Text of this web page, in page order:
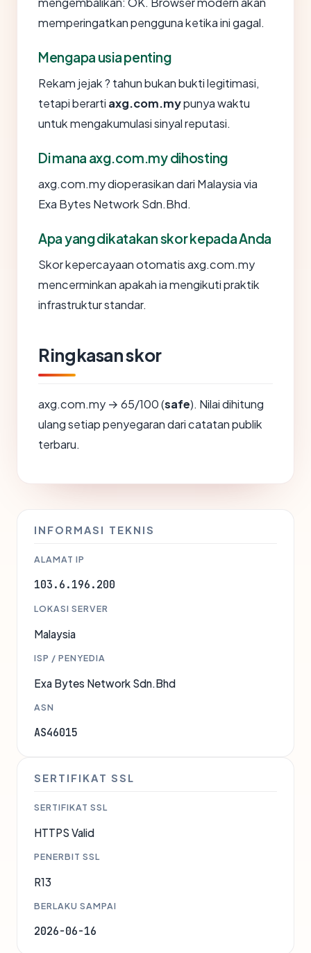
memperingatkan pengguna ketika ini gagal.
Mengapa usia penting
Rekam jejak ? tahun bukan bukti legitimasi,
tetapi berarti axg.com.mypunya waktu
untuk mengakumulasi sinyal reputasi.
Di mana axg.com.my dihosting
axg.com.my dioperasikan dari Malaysia via
Exa Bytes Network Sdn.Bhd.
Apa yang dikatakan skor kepada Anda
Skor kepercayaan otomatis axg.com.my
mencerminkan apakah ia mengikuti praktik
infrastruktur standar.
Ringkasan skor
axg.com.my → 65/100 (safe). Nilai dihitung
ulang setiap penyegaran dari catatan publik
terbaru.
INFORMASI TEKNIS
ALAMAT IP
103.6.196.200
LOKASI SERVER
Malaysia
ISP / PENYEDIA
Exa Bytes Network Sdn.Bhd
ASN
AS46015
SERTIFIKAT SSL
SERTIFIKAT SSL
HTTPS Valid
PENERBIT SSL
R13
BERLAKU SAMPAI
2026-06-16